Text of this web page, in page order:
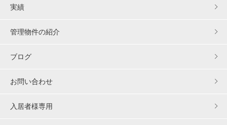
実績
管理物件の紹介
ブログ
お問い合わせ
入居者様専用